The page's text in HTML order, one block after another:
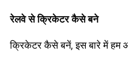
रेलवे से क्रिकेटर कैसे बने
क्रिकेटर कैसे बनें, इस बारे में